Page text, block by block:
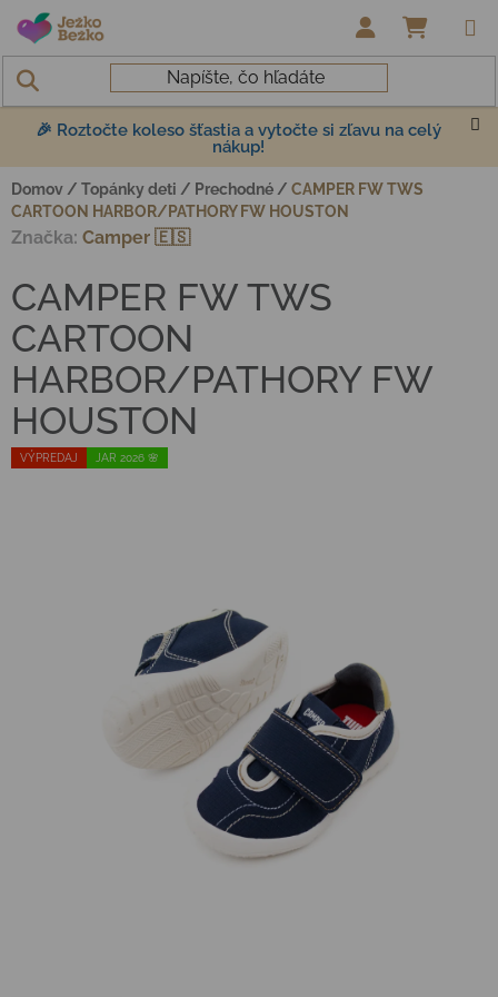
Prejsť na obsah
🎉 Roztočte koleso šťastia a vytočte si zľavu na celý
nákup!
Domov / Topánky deti / Prechodné / CAMPER FW TWS
CARTOON HARBOR/PATHORY FW HOUSTON
VÝPREDAJ JAR 2026 🌸
CAMPER FW TWS
CARTOON
HARBOR/PATHORY FW
HOUSTON
Značka: Camper 🇪🇸